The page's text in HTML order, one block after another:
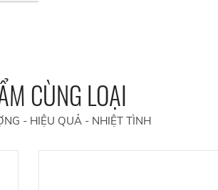
CÙNG LOẠI
- HIỆU QUẢ - NHIỆT TÌNH